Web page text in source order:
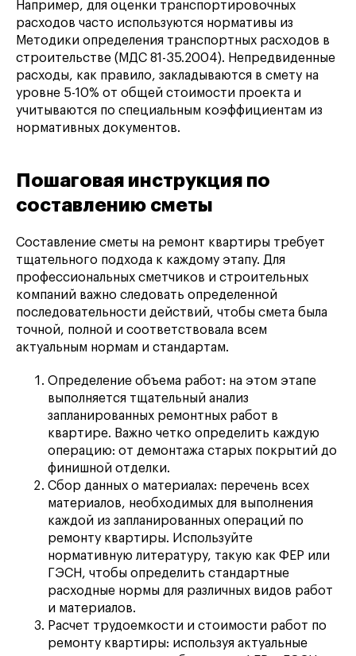
Например, для оценки транспортировочных
расходов часто используются нормативы из
Методики определения транспортных расходов в
строительстве (МДС 81-35.2004). Непредвиденные
расходы, как правило, закладываются в смету на
уровне 5-10% от общей стоимости проекта и
учитываются по специальным коэффициентам из
нормативных документов.
Пошаговая инструкция по
составлению сметы
Составление сметы на ремонт квартиры требует
тщательного подхода к каждому этапу. Для
профессиональных сметчиков и строительных
компаний важно следовать определенной
последовательности действий, чтобы смета была
точной, полной и соответствовала всем
актуальным нормам и стандартам.
Определение объема работ: на этом этапе
выполняется тщательный анализ
запланированных ремонтных работ в
квартире. Важно четко определить каждую
операцию: от демонтажа старых покрытий до
финишной отделки.
Сбор данных о материалах: перечень всех
материалов, необходимых для выполнения
каждой из запланированных операций по
ремонту квартиры. Используйте
нормативную литературу, такую как ФЕР или
ГЭСН, чтобы определить стандартные
расходные нормы для различных видов работ
и материалов.
Расчет трудоемкости и стоимости работ по
ремонту квартиры: используя актуальные